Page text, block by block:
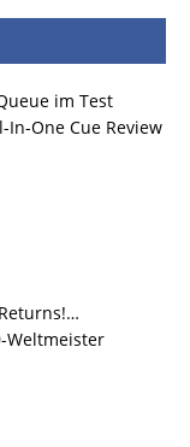
im Test
In-One Cue Review
Weltmeister